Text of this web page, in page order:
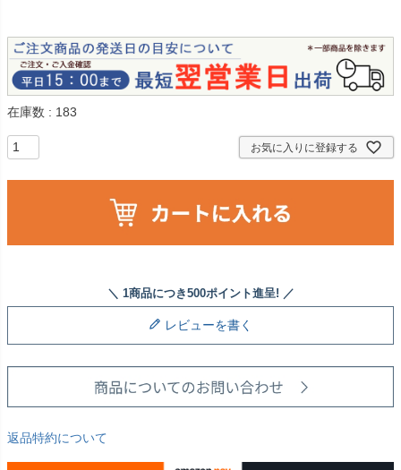
在庫数 183
お気に入りに登録する
レビューを書く
返品特約について